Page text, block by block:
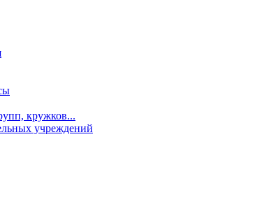
кружков...
учреждений